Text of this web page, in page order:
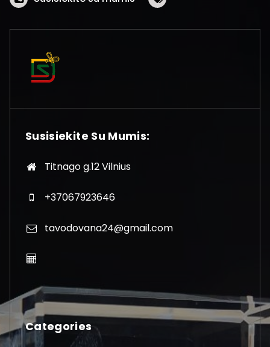
Susisiekite Su Mumis:
Titnago g.12 Vilnius
+37067923646
tavodovana24@gmail.com
Categories